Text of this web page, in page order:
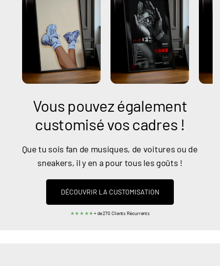
Vous pouvez également
customisé vos cadres !
Que tu sois fan de musiques, de voitures ou de
sneakers, il y en a pour tous les goûts !
DÉCOUVRIR LA CUSTOMISATION
★★★★★+ de 270 Clients Récurrents